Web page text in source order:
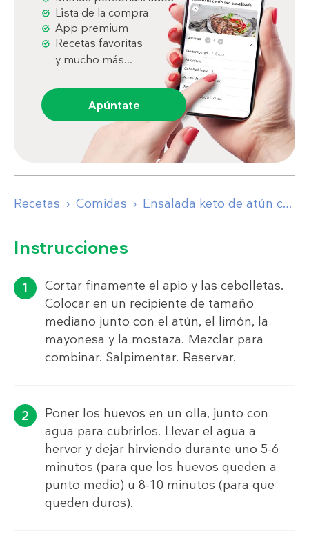
Lista de la compra
App premium
Recetas favoritas
y mucho más...
Apúntate
Recetas Comidas Ensalada keto de atún con huevos escalfados
Instrucciones
Cortar finamente el apio y las cebolletas.
Colocar en un recipiente de tamaño
mediano junto con el atún, el limón, la
mayonesa y la mostaza. Mezclar para
combinar. Salpimentar. Reservar.
Poner los huevos en un olla, junto con
agua para cubrirlos. Llevar el agua a
hervor y dejar hirviendo durante uno 5-6
minutos (para que los huevos queden a
punto medio) u 8-10 minutos (para que
queden duros).